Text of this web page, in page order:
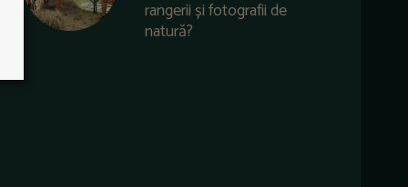
rangerii și fotografii de
natură?